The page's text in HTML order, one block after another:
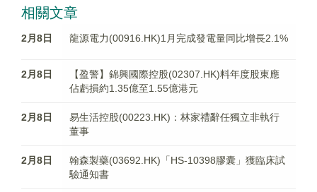
相關文章
2月8日 龍源電力(00916.HK)1月完成發電量同比增長2.1%
2月8日
【盈警】錦興國際控股(02307.HK)料年度股東應
佔虧損約1.35億至1.55億港元
2月8日
易生活控股(00223.HK)：林家禮辭任獨立非執行
董事
2月8日
翰森製藥(03692.HK)「HS-10398膠囊」獲臨床試
驗通知書